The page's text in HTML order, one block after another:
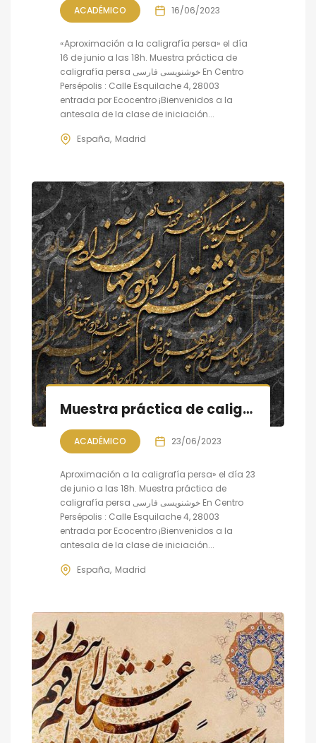
ACADÉMICO 16/06/2023
«Aproximación a la caligrafía persa» el día
16 de junio a las 18h. Muestra práctica de
caligrafía persa خوشنویسی فارسی En Centro
Persépolis : Calle Esquilache 4, 28003
entrada por Ecocentro ¡Bienvenidos a la
antesala de la clase de iniciación...
España Madrid
Muestra práctica de caligrafía persa, sesión X
ACADÉMICO 23/06/2023
Aproximación a la caligrafía persa» el día 23
de junio a las 18h. Muestra práctica de
caligrafía persa خوشنویسی فارسی En Centro
Persépolis : Calle Esquilache 4, 28003
entrada por Ecocentro ¡Bienvenidos a la
antesala de la clase de iniciación...
España Madrid